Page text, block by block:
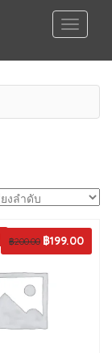
฿200.00 Original
was:
฿199.00